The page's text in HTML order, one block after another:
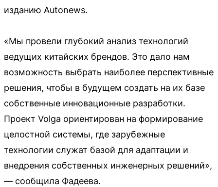
изданию Autonews.
«Мы провели глубокий анализ технологий
ведущих китайских брендов. Это дало нам
возможность выбрать наиболее перспективные
решения, чтобы в будущем создать на их базе
собственные инновационные разработки.
Проект Volga ориентирован на формирование
целостной системы, где зарубежные
технологии служат базой для адаптации и
внедрения собственных инженерных решений»,
— сообщила Фадеева.